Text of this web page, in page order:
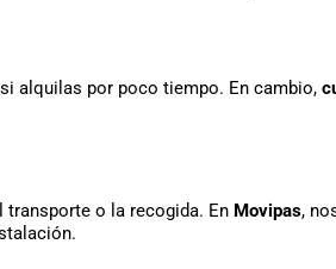
alquilas por poco tiempo. En cambio,
transporte o la recogida. En Movipas,